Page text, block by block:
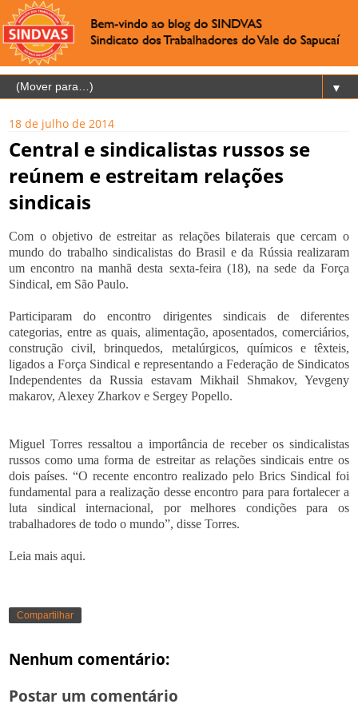
▼
18 de julho de 2014
Central e sindicalistas russos se
reúnem e estreitam relações
sindicais
Com o objetivo de estreitar as relações bilaterais que cercam o
mundo do trabalho sindicalistas do Brasil e da Rússia realizaram
um encontro na manhã desta sexta-feira (18), na sede da Força
Sindical, em São Paulo.
Participaram do encontro dirigentes sindicais de diferentes
categorias, entre as quais, alimentação, aposentados, comerciários,
construção civil, brinquedos, metalúrgicos, químicos e têxteis,
ligados a Força Sindical e representando a Federação de Sindicatos
Independentes da Russia estavam Mikhail Shmakov, Yevgeny
makarov, Alexey Zharkov e Sergey Popello.
Miguel Torres ressaltou a importância de receber os sindicalistas
russos como uma forma de estreitar as relações sindicais entre os
dois países. “O recente encontro realizado pelo Brics Sindical foi
fundamental para a realização desse encontro para para fortalecer a
luta sindical internacional, por melhores condições para os
trabalhadores de todo o mundo”, disse Torres.
Leia mais aqui.
Compartilhar
Nenhum comentário:
Postar um comentário